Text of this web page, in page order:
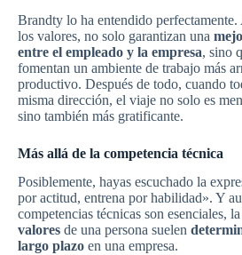
Brandty lo ha entendido perfectamente.
los valores, no solo garantizan una
entre el empleado y la empresa, sino
fomentan un ambiente de trabajo más
productivo. Después de todo, cuando
misma dirección, el viaje no solo es
sino también más gratificante.
Más allá de la competencia técnica
Posiblemente, hayas escuchado la
por actitud, entrena por habilidad». Y
competencias técnicas son esenciales, la
valores de una persona suelen
largo plazo en una empresa.